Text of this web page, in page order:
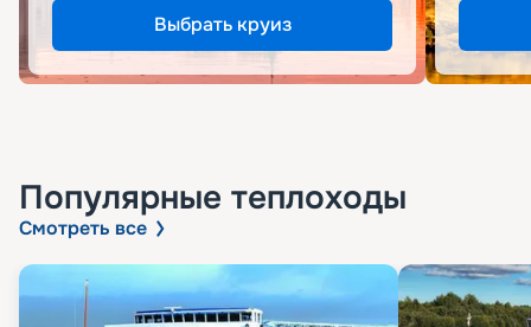
Выбрать круиз
Популярные теплоходы
Смотреть все